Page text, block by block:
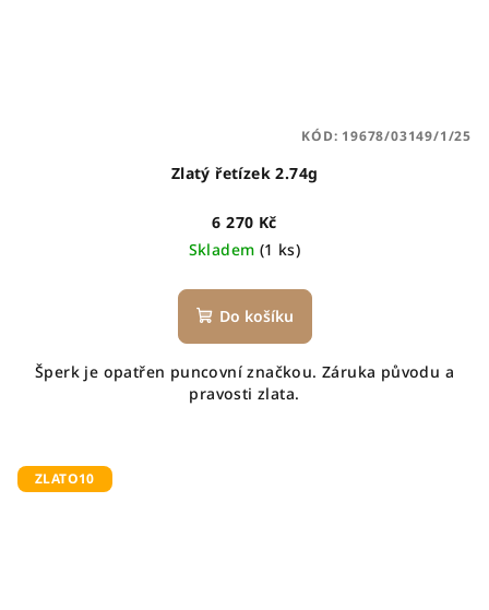
Zlatý řetízek 2.74g
6 270 Kč
Skladem (1 ks)
Do košíku
Šperk je opatřen puncovní značkou. Záruka původu a
pravosti zlata.
KÓD: 19678/03149/1/25
ZLATO10